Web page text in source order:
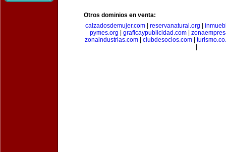
Otros dominios en venta:
calzadosdemujer.com
reservanatural.org
pymes.org
graficaypublicidad.com
zonaindustrias.com| clubdesocios.com|